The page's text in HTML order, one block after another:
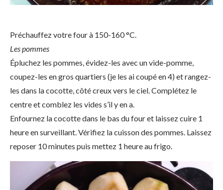
Préchauffez votre four à 150-160 °C.
Les pommes
Épluchez les pommes, évidez-les avec un vide-pomme,
coupez-les en gros quartiers (je les ai coupé en 4) et rangez-
les dans la cocotte, côté creux vers le ciel. Complétez le
centre et comblez les vides s’il y en a.
Enfournez la cocotte dans le bas du four et laissez cuire 1
heure en surveillant. Vérifiez la cuisson des pommes. Laissez
reposer 10 minutes puis mettez 1 heure au frigo.